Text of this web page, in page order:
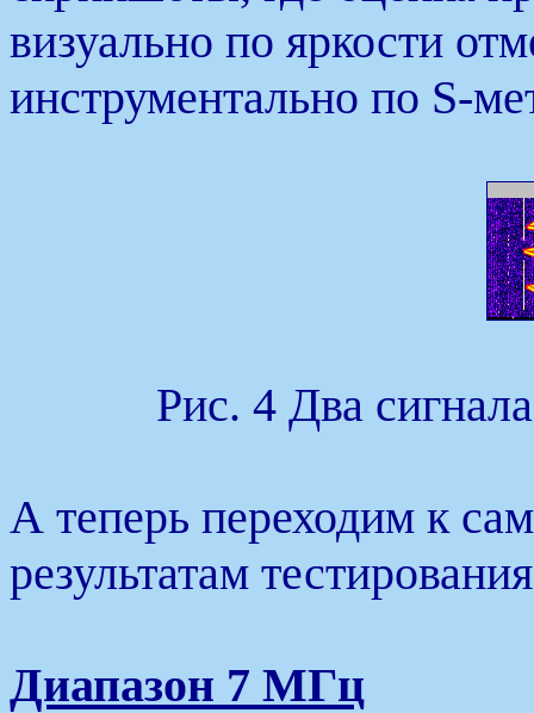
визуально по яркости
инструментально по S-
Рис. 4 Два
А теперь переходим к
результатам
Диапазон 7 МГц